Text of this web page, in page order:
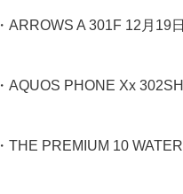
・ARROWS A 301F 12月19
・AQUOS PHONE Xx
・THE PREMIUM 10